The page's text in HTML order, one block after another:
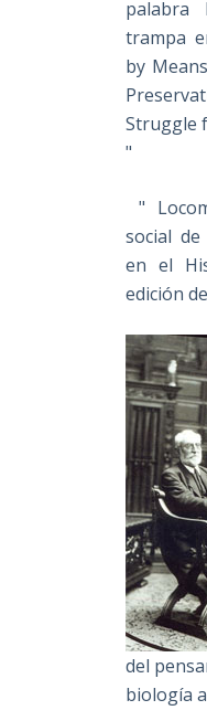
palabra
trampa
by
Struggle
"
"
social
en el
edición
del
biología